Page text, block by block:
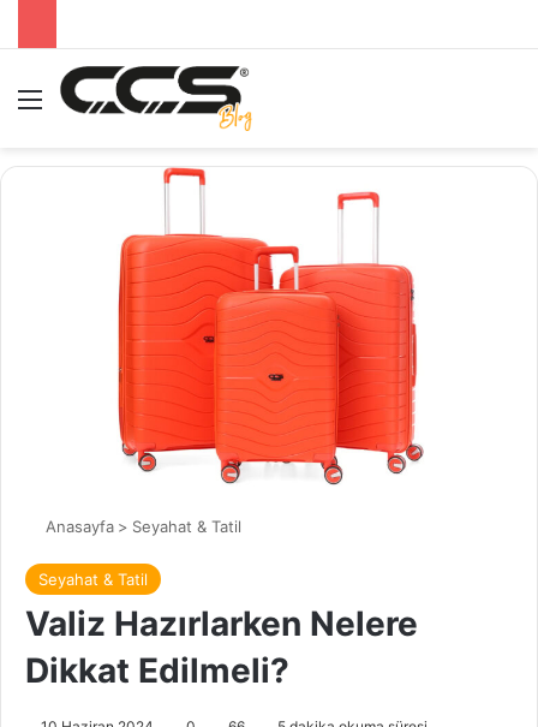
Menü
Anasayfa > Seyahat & Tatil
Seyahat & Tatil
Valiz Hazırlarken Nelere
Dikkat Edilmeli?